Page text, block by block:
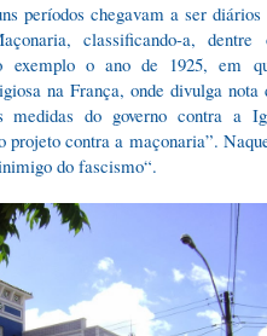
períodos chegavam a ser
classificando-a, dentre
exemplo o ano de 1925, em
na França, onde divulga nota
medidas do governo contra a
projeto contra a maçonaria”.
do fascismo“.